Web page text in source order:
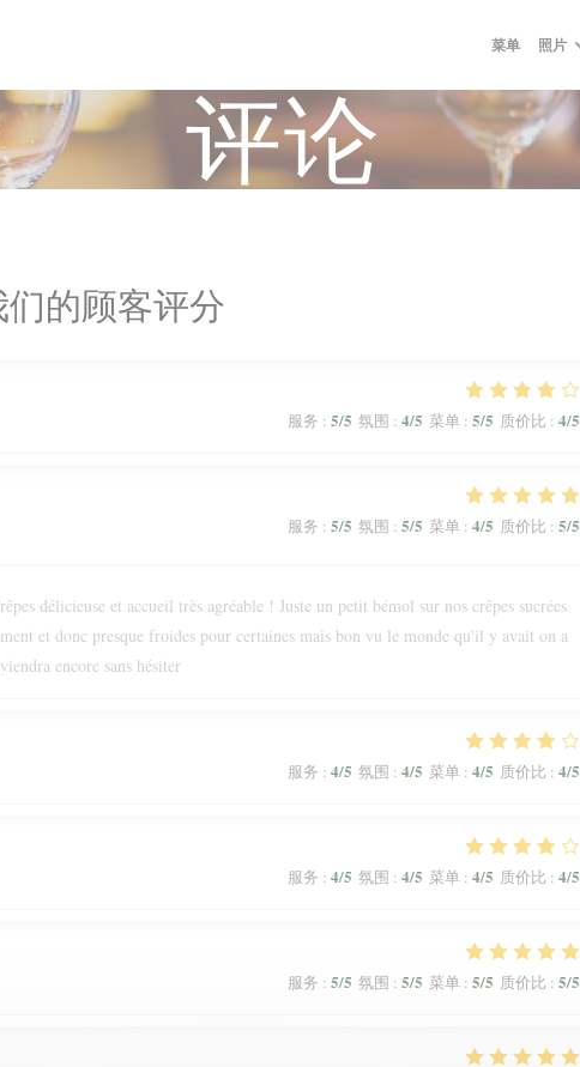
菜单 照片
评论
们的顾客评分
服务 : 5/5 氛围 : 4/5 菜单: 5/5 质价比 : 4/5
服务 : 5/5 氛围 : 5/5 菜单: 4/5 质价比 : 5/5
délicieuse et accueil très agréable ! Juste un petit bémol sur nos crêpes sucrées
et donc presque froides pour certaines mais bon vu le monde qu'il y avait on a
encore sans hésiter
服务 : 4/5 氛围 : 4/5 菜单: 4/5 质价比 : 4/5
服务 : 4/5 氛围 : 4/5 菜单: 4/5 质价比 : 4/5
服务 : 5/5 氛围 : 5/5 菜单: 5/5 质价比 : 5/5